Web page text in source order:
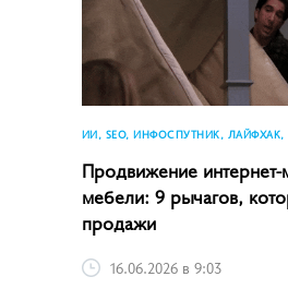
ИИ, SEO, ИНФОСПУТНИК,
Продвижение интернет-
мебели: 9 рычагов,
продажи
16.06.2026 в 9:03